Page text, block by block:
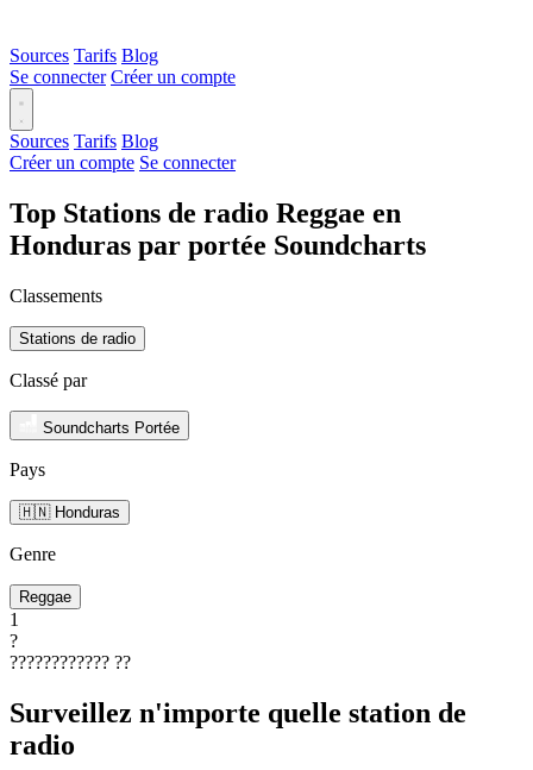
Sources Tarifs Blog
Se connecter Créer un compte
Sources Tarifs Blog
Créer un compte Se connecter
Top Stations de radio Reggae en
Honduras par portée Soundcharts
Classements
Stations de radio
Classé par
Soundcharts Portée
Pays
🇭🇳 Honduras
Genre
Reggae
1
?
???????????? ??
Surveillez n'importe quelle station de
radio